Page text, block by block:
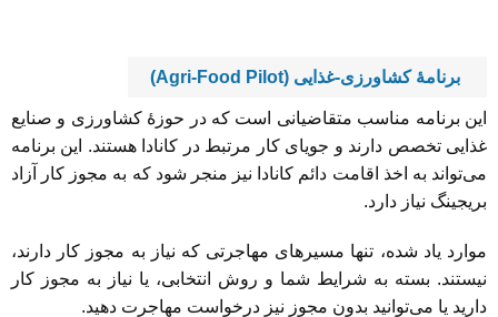
برنامۀ کشاورزی-غذایی (Agri-Food Pilot)
این برنامه مناسب متقاضیانی است که در حوزۀ کشاورزی و صنایع
غذایی تخصص دارند و جویای کار مرتبط در کانادا هستند. این برنامه
می‌تواند به اخذ اقامت دائم کانادا نیز منجر شود که به مجوز کار آزاد
بریجینگ نیاز دارد.
موارد یاد شده، تنها مسیرهای مهاجرتی که نیاز به مجوز کار دارند،
نیستند. بسته به شرایط شما و روش انتخابی، یا نیاز به مجوز کار
دارید یا می‌توانید بدون مجوز نیز درخواست مهاجرت دهید.